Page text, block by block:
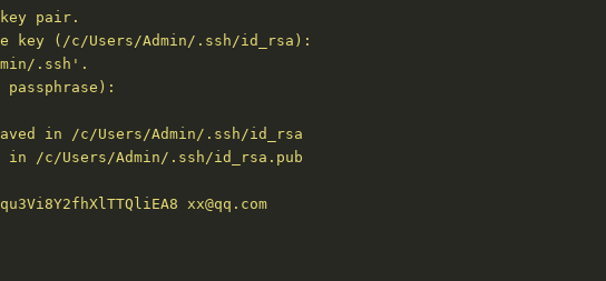
SHA256:Yva7uIuSpHF7P6bfvQDTA3pqu3Vi8Y2fhXlTTQliEA8 xx@qq.com